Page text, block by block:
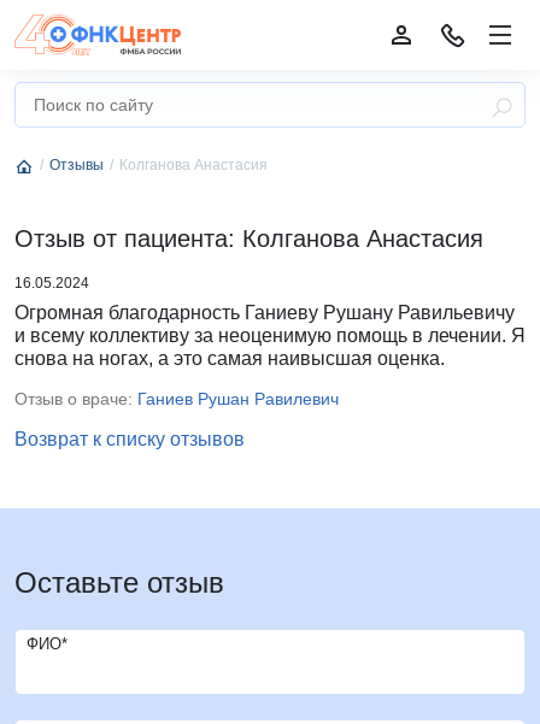
Отзывы Колганова Анастасия
Отзыв от пациента: Колганова Анастасия
16.05.2024
Огромная благодарность Ганиеву Рушану Равильевичу
и всему коллективу за неоценимую помощь в лечении. Я
снова на ногах, а это самая наивысшая оценка.
Отзыв о враче: Ганиев Рушан Равилевич
Возврат к списку отзывов
Оставьте отзыв
ФИО*